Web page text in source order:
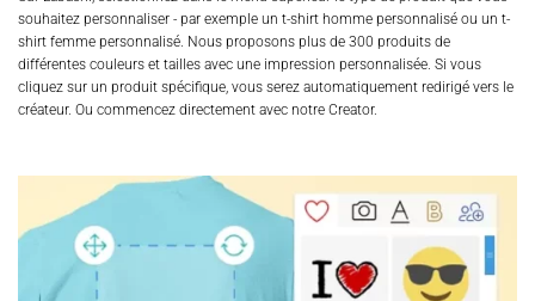
souhaitez personnaliser - par exemple un t-shirt homme personnalisé ou un t-
shirt femme personnalisé. Nous proposons plus de 300 produits de
différentes couleurs et tailles avec une impression personnalisée. Si vous
cliquez sur un produit spécifique, vous serez automatiquement redirigé vers le
créateur. Ou commencez directement avec notre Creator.